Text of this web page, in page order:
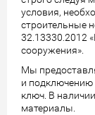
условия,
строительные
32.13330.2012
сооружения».
Мы
и подключению
ключ. В
материалы.